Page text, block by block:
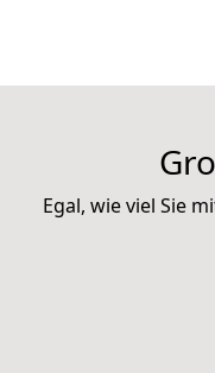
Egal, wie viel Sie